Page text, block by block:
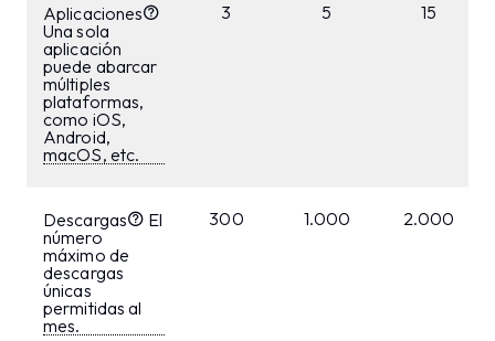
Aplicaciones
Una sola
aplicación
puede abarcar
múltiples
plataformas,
como iOS,
Android,
macOS, etc.
3 5 15
Descargas
El
número
máximo de
descargas
únicas
permitidas al
mes.
300 1.000 2.000